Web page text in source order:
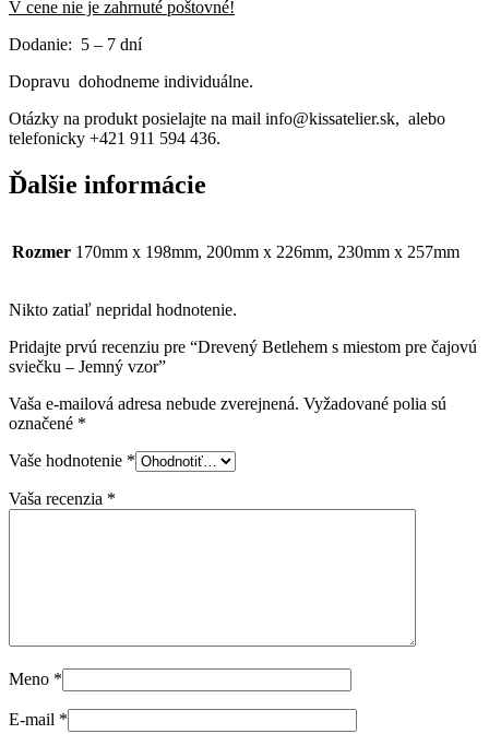
V cene nie je zahrnuté poštovné!
Dodanie: 5 – 7 dní
Dopravu dohodneme individuálne.
Otázky na produkt posielajte na mail info@kissatelier.sk, alebo
telefonicky +421 911 594 436.
Ďalšie informácie
Rozmer 170mm x 198mm, 200mm x 226mm, 230mm x 257mm
Nikto zatiaľ nepridal hodnotenie.
Pridajte prvú recenziu pre “Drevený Betlehem s miestom pre čajovú
sviečku – Jemný vzor”
Vaša e-mailová adresa nebude zverejnená. Vyžadované polia sú
označené *
Vaše hodnotenie *
Vaša recenzia *
Meno *
E-mail *